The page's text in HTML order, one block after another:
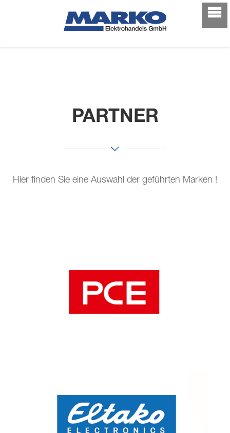
PARTNER
Hier finden Sie eine Auswahl der geführten Marken !